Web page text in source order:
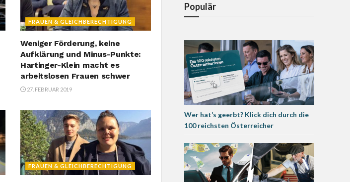
FRAUEN & GLEICHBERECHTIGUNG
Weniger Förderung, keine
Aufklärung und Minus-Punkte:
Hartinger-Klein macht es
arbeitslosen Frauen schwer
27. FEBRUAR 2019
FRAUEN & GLEICHBERECHTIGUNG
Populär
Wer hat’s geerbt? Klick dich durch die
100 reichsten Österreicher